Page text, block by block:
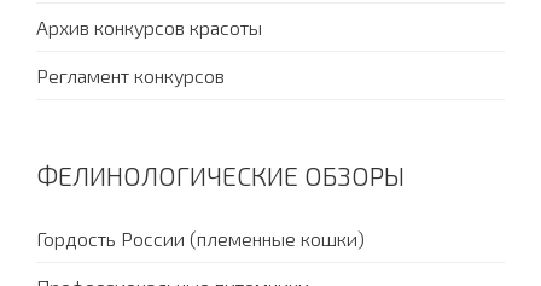
Архив конкурсов красоты
Регламент конкурсов
ФЕЛИНОЛОГИЧЕСКИЕ ОБЗОРЫ
Гордость России (племенные кошки)